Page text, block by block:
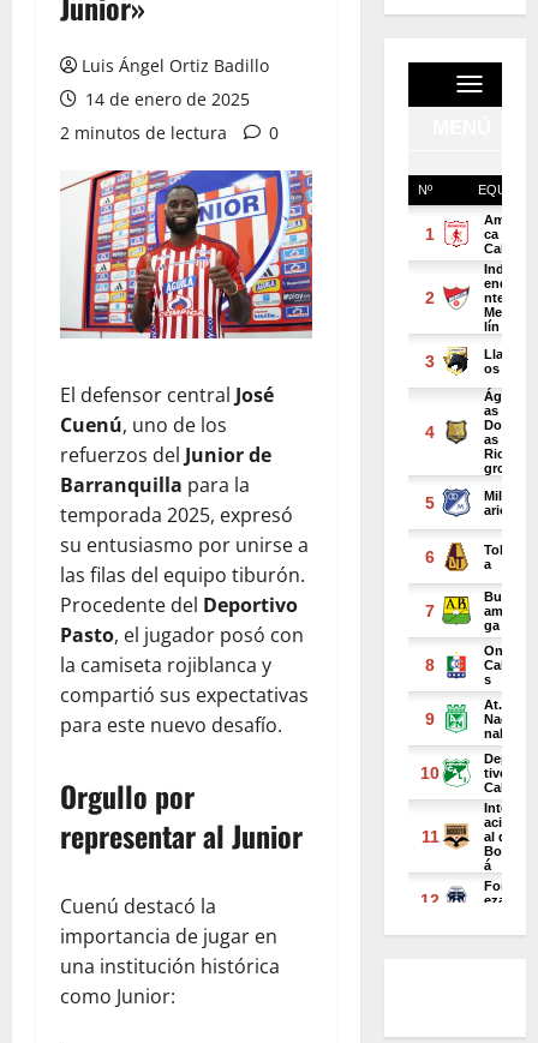
Luis Ángel Ortiz Badillo
14 de enero de 2025
2 minutos de lectura
0
El defensor central José
Cuenú, uno de los
refuerzos del Junior de
Barranquilla para la
temporada 2025, expresó
su entusiasmo por unirse a
las filas del equipo tiburón.
Procedente del Deportivo
Pasto, el jugador posó con
la camiseta rojiblanca y
compartió sus expectativas
para este nuevo desafío.
Orgullo por
representar al Junior
Cuenú destacó la
importancia de jugar en
una institución histórica
como Junior: